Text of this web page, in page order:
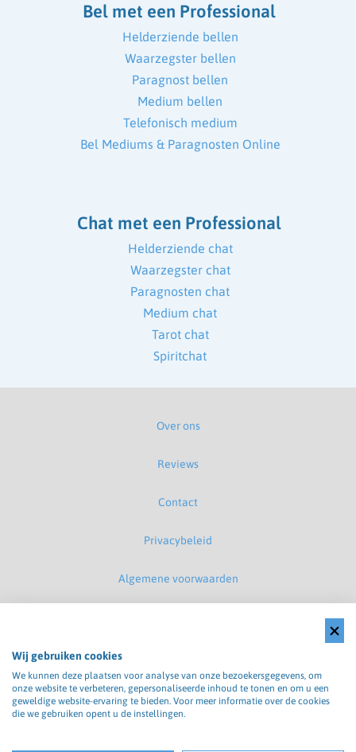
Bel met een Professional
Helderziende bellen
Waarzegster bellen
Paragnost bellen
Medium bellen
Telefonisch medium
Bel Mediums & Paragnosten Online
Chat met een Professional
Helderziende chat
Waarzegster chat
Paragnosten chat
Medium chat
Tarot chat
Spiritchat
Over ons
Reviews
Contact
Privacybeleid
Algemene voorwaarden
Klachtenregeling
Wij gebruiken cookies
We kunnen deze plaatsen voor analyse van onze bezoekersgegevens, om
onze website te verbeteren, gepersonaliseerde inhoud te tonen en om u een
geweldige website-ervaring te bieden. Voor meer informatie over de cookies
die we gebruiken opent u de instellingen.